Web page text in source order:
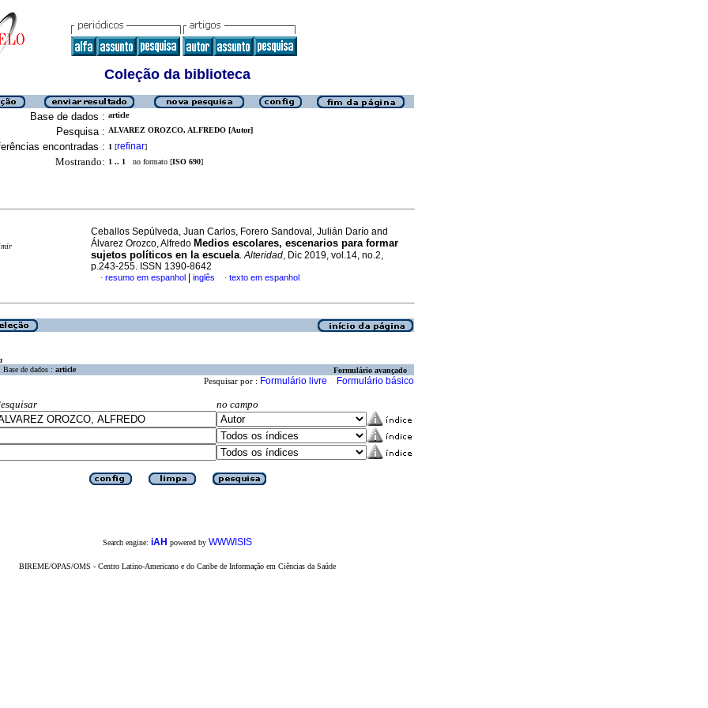
Coleção da biblioteca
Base de dados : article
Pesquisa : ALVAREZ OROZCO, ALFREDO [Autor]
encontradas : 1 [refinar]
Mostrando: 1 .. 1 no formato [ISO 690]
Ceballos Sepúlveda, Juan Carlos, Forero Sandoval, Julián Darío and
Álvarez Orozco, Alfredo Medios escolares, escenarios para formar
sujetos políticos en la escuela.Alteridad, Dic 2019, vol.14, no.2,
p.243-255. ISSN 1390-8642
· resumo em espanhol inglês · texto em espanhol
Base de dados : article Formulário avançado
Pesquisar por : Formulário livre Formulário básico
no campo
Search engine: iAH powered by WWWISIS
BIREME/OPAS/OMS - Centro Latino-Americano e do Caribe de Informação em Ciências da Saúde